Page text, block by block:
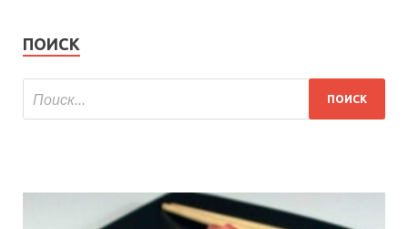
ПОИСК